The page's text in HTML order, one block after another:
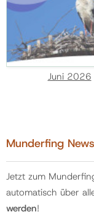
Juni 2026
Munderfing
Jetzt zum
automatisch über
werden!